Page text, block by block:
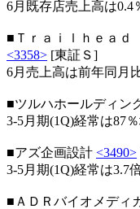
6月既存店売上高は0.4
■Ｔｒａｉｌｈｅａ
<3358> [東証Ｓ]
6月売上高は前年同月比
■ツルハホールディン
3-5月期(1Q)経常は87
■アズ企画設計 <3490>
3-5月期(1Q)経常は3.7
■ＡＤＲバイオメディ